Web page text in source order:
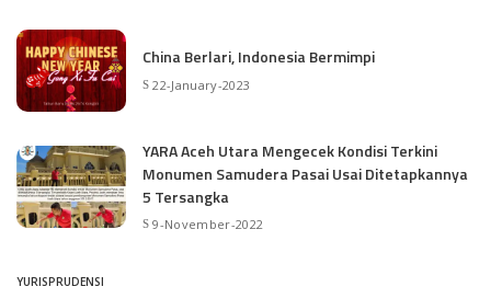
China Berlari, Indonesia Bermimpi
22-January-2023
YARA Aceh Utara Mengecek Kondisi Terkini
Monumen Samudera Pasai Usai Ditetapkannya
5 Tersangka
9-November-2022
YURISPRUDENSI